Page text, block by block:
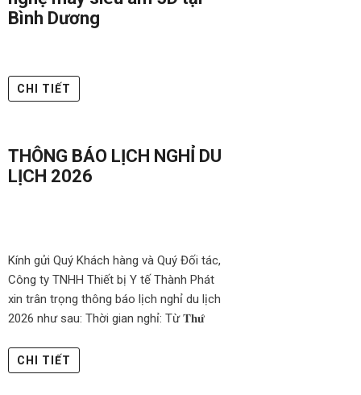
Bình Dương
CHI TIẾT
THÔNG BÁO LỊCH NGHỈ DU
LỊCH 2026
Kính gửi Quý Khách hàng và Quý Đối tác,
Công ty TNHH Thiết bị Y tế Thành Phát
xin trân trọng thông báo lịch nghỉ du lịch
2026 như sau: Thời gian nghỉ: Từ 𝐓𝐡𝐮̛́
CHI TIẾT